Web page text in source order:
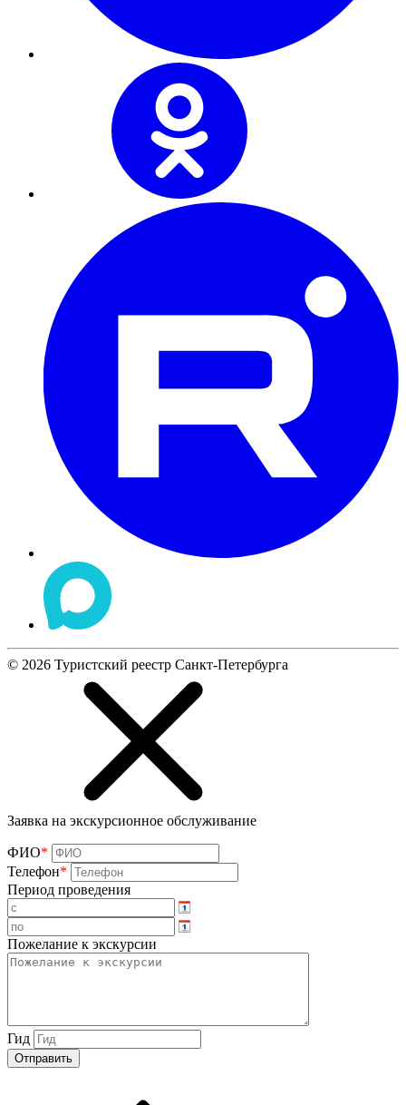
© 2026 Туристский реестр Санкт-Петербурга
Заявка на экскурсионное обслуживание
ФИО*
Телефон*
Период проведения
Пожелание к экскурсии
Гид